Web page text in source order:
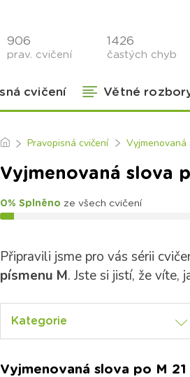
906
prav. cvičení
1426
častých chyb
cvičení Větné
Pravopisná cvičení Vyjmenovaná
Vyjmenovaná slova
0% Splněno ze všech cvičení
Připravili jsme pro vás sérii
písmenu M. Jste si jistí, že víte,
Kategorie
Vyjmenovaná slova po M 21